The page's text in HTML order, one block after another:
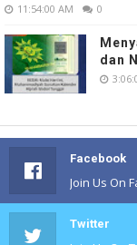
11:54:00 AM 0
dan
Facebook
Join Us On
Twitter